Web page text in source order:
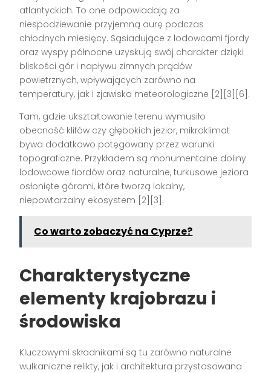
atlantyckich. To one odpowiadają za
niespodziewanie przyjemną aurę podczas
chłodnych miesięcy. Sąsiadujące z lodowcami fjordy
oraz wyspy północne uzyskują swój charakter dzięki
bliskości gór i napływu zimnych prądów
powietrznych, wpływających zarówno na
temperatury, jak i zjawiska meteorologiczne [2][3][6].
Tam, gdzie ukształtowanie terenu wymusiło
obecność klifów czy głębokich jezior, mikroklimat
bywa dodatkowo potęgowany przez warunki
topograficzne. Przykładem są monumentalne doliny
lodowcowe fiordów oraz naturalne, turkusowe jeziora
osłonięte górami, które tworzą lokalny,
niepowtarzalny ekosystem [2][3].
Co warto zobaczyć na Cyprze?
Charakterystyczne
elementy krajobrazu i
środowiska
Kluczowymi składnikami są tu zarówno naturalne
wulkaniczne relikty, jak i architektura przystosowana